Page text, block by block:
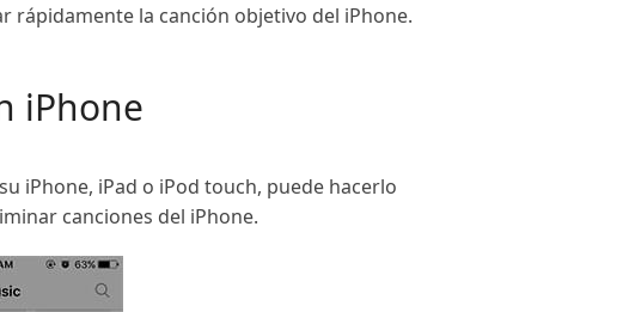
rápidamente la canción objetivo del iPhone.
iPhone
iPhone, iPad o iPod touch, puede hacerlo
canciones del iPhone.